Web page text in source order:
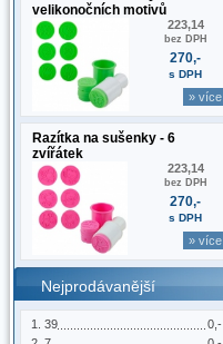
velikonočních motivů
223,14
bez DPH
270,-
s DPH
» více
Razítka na sušenky - 6
zvířátek
223,14
bez DPH
270,-
s DPH
» více
Nejprodávanější
0,-
39